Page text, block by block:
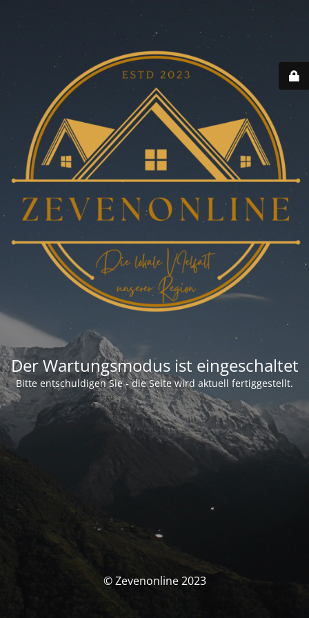
Der Wartungsmodus ist eingeschaltet
Bitte entschuldigen Sie - die Seite wird aktuell fertiggestellt.
© Zevenonline 2023